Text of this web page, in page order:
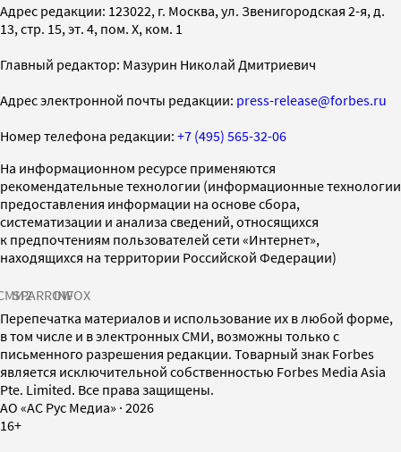
Адрес редакции: 123022, г. Москва, ул. Звенигородская 2-я, д.
13, стр. 15, эт. 4, пом. X, ком. 1
Главный редактор: Мазурин Николай Дмитриевич
Адрес электронной почты редакции: press-release@forbes.ru
Номер телефона редакции: +7 (495) 565-32-06
На информационном ресурсе применяются
рекомендательные технологии (информационные технологии
предоставления информации на основе сбора,
систематизации и анализа сведений, относящихся
к предпочтениям пользователей сети «Интернет»,
находящихся на территории Российской Федерации)
SPARROWINFOX
Перепечатка материалов и использование их в любой форме,
в том числе и в электронных СМИ, возможны только с
письменного разрешения редакции. Товарный знак Forbes
является исключительной собственностью Forbes Media Asia
Pte. Limited. Все права защищены.
AO «АС Рус Медиа» · 2026
16+